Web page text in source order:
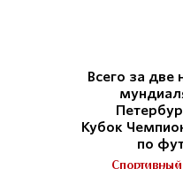
Всего за две
Кубок
по